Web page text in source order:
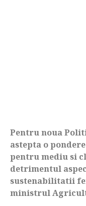
Pentru noua
astepta o
pentru mediu si
detrimentul
sustenabilitatii
ministrul